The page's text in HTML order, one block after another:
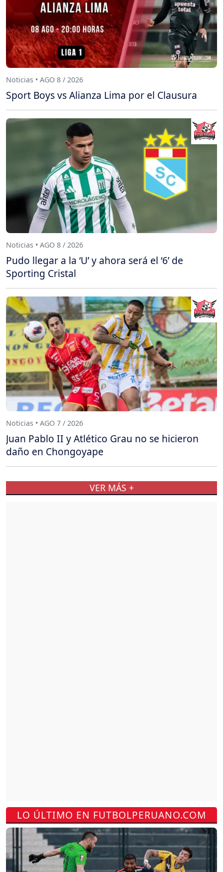
LO ÚLTIMO EN FUTBOLPERUANO.COM
Noticias • AGO 8 / 2026
Sport Boys vs Alianza Lima por el Clausura
Noticias • AGO 8 / 2026
Pudo llegar a la ‘U’ y ahora será el ‘6’ de
Sporting Cristal
Noticias • AGO 7 / 2026
Juan Pablo II y Atlético Grau no se hicieron
daño en Chongoyape
VER MÁS +